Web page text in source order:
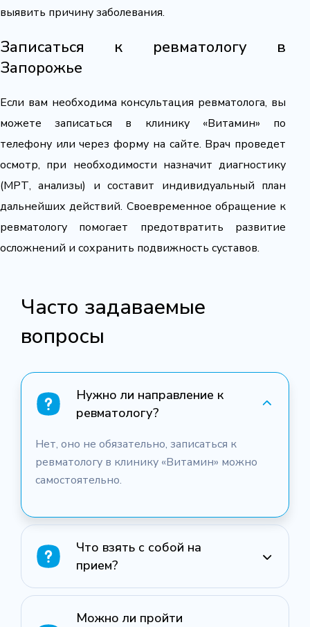
выявить причину заболевания.
Записаться к ревматологу в
Запорожье
Если вам необходима консультация ревматолога, вы
можете записаться в клинику «Витамин» по
телефону или через форму на сайте. Врач проведет
осмотр, при необходимости назначит диагностику
(МРТ, анализы) и составит индивидуальный план
дальнейших действий. Своевременное обращение к
ревматологу помогает предотвратить развитие
осложнений и сохранить подвижность суставов.
Часто задаваемые
вопросы
Нужно ли направление к
ревматологу?
Нет, оно не обязательно, записаться к
ревматологу в клинику «Витамин» можно
самостоятельно.
Что взять с собой на
прием?
Можно ли пройти